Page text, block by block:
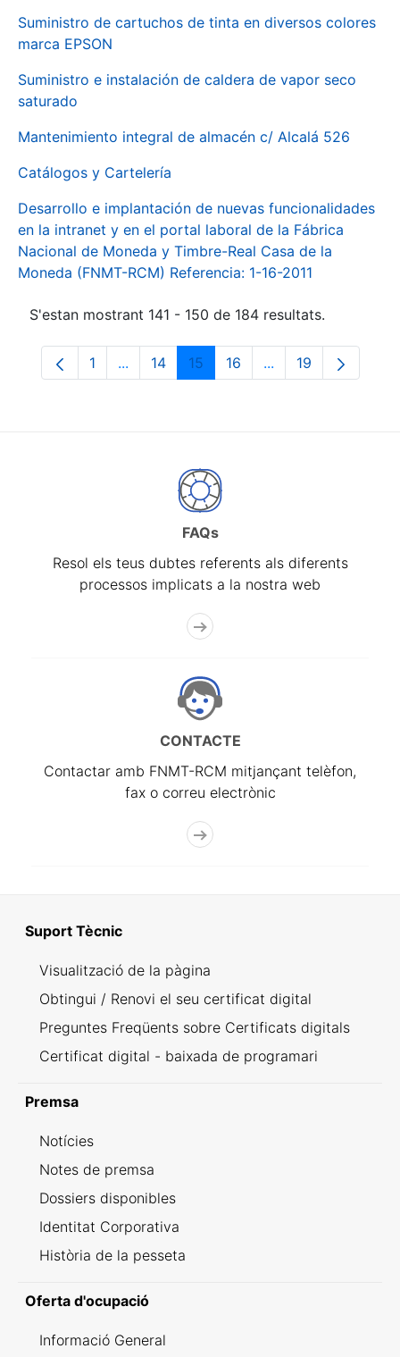
Suministro de cartuchos de tinta en diversos colores
marca EPSON
Suministro e instalación de caldera de vapor seco
saturado
Mantenimiento integral de almacén c/ Alcalá 526
Catálogos y Cartelería
Desarrollo e implantación de nuevas funcionalidades
en la intranet y en el portal laboral de la Fábrica
Nacional de Moneda y Timbre-Real Casa de la
Moneda (FNMT-RCM) Referencia: 1-16-2011
S'estan mostrant 141 - 150 de 184 resultats.
Pàgina
1 ...Pàgines intermèdies Utilitzeu TAB per
Pàgina
14 Pàgina
15 Pàgina
16 ...PàginesPàgina
19
FAQs
Resol els teus dubtes referents als diferents
processos implicats a la nostra web
CONTACTE
Contactar amb FNMT-RCM mitjançant telèfon,
fax o correu electrònic
Suport Tècnic
Visualització de la pàgina
Obtingui / Renovi el seu certificat digital
Preguntes Freqüents sobre Certificats digitals
Certificat digital - baixada de programari
Premsa
Notícies
Notes de premsa
Dossiers disponibles
Identitat Corporativa
Història de la pesseta
Oferta d'ocupació
Informació General